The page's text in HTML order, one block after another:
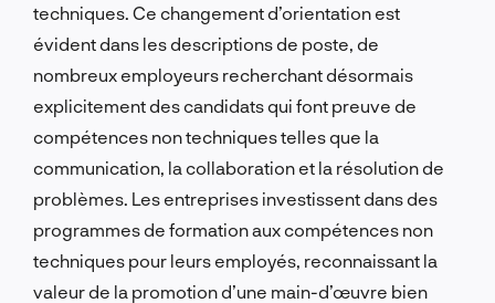
techniques. Ce changement d’orientation est
évident dans les descriptions de poste, de
nombreux employeurs recherchant désormais
explicitement des candidats qui font preuve de
compétences non techniques telles que la
communication, la collaboration et la résolution de
problèmes. Les entreprises investissent dans des
programmes de formation aux compétences non
techniques pour leurs employés, reconnaissant la
valeur de la promotion d’une main-d’œuvre bien